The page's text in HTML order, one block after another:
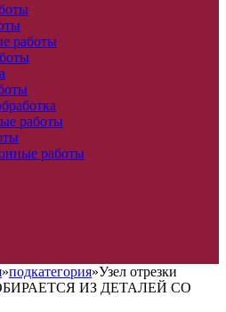
работы
работы
работы
»подкатегория»Узел отрезки
ИЗ ДЕТАЛЕЙ СО